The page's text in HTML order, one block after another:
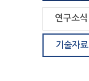
연구소식
기술자료